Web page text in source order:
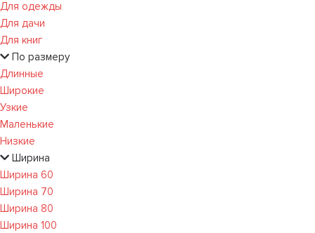
Для одежды
Для дачи
Для книг
По размеру
Длинные
Широкие
Узкие
Маленькие
Низкие
Ширина
Ширина 60
Ширина 70
Ширина 80
Ширина 100